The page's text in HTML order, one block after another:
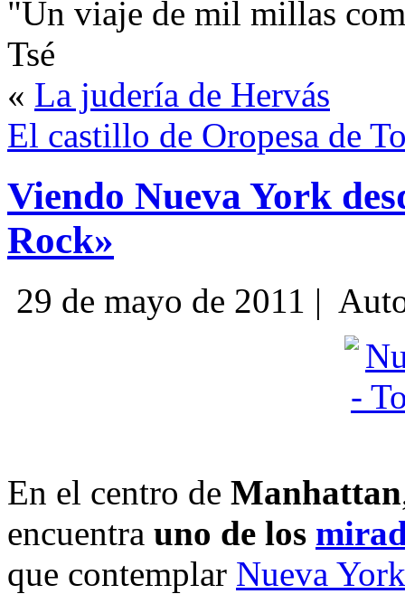
"Un viaje de mil millas
Tsé
« La judería de Hervás
El castillo de Oropesa de
Viendo Nueva York
Rock»
29 de mayo de 2011 |
En el centro de Manhattan
encuentra uno de los
que contemplar Nueva York